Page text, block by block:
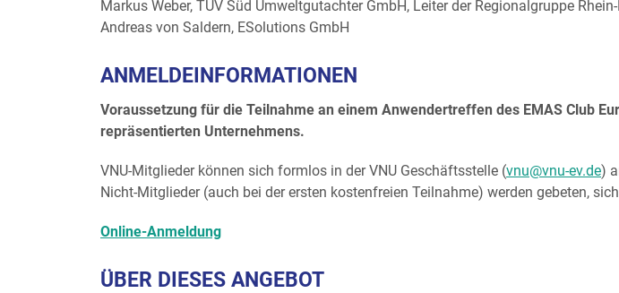
Markus Weber, TÜV Süd Umweltgutachter GmbH, Leiter der Regionalgruppe
Andreas von Saldern, ESolutions GmbH
ANMELDEINFORMATIONEN
Voraussetzung für die Teilnahme an einem Anwendertreffen des EMAS Club
repräsentierten Unternehmens.
VNU-Mitglieder können sich formlos in der VNU Geschäftsstelle (vnu@vnu-ev.de)
Nicht-Mitglieder (auch bei der ersten kostenfreien Teilnahme) werden gebeten,
Online-Anmeldung
ÜBER DIESES ANGEBOT